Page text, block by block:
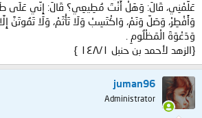
عَلِّمْنِي، قَالَ: وَهَلْ أَنْتَ مُطِيعِي؟ قَالَ: إِنِّي عَلَى
وَأَفْطِرْ، وَصَلِّ وَنَمْ، وَاكْتَسِبْ وَلَا تَأْثَمْ، وَلَا تَمُوتَنَّ
وَدَعْوَةَ الْمَظْلُومِ .
{الزهد لأحمد بن حنبل ١/‏١٤٨ }
juman96
Administrator